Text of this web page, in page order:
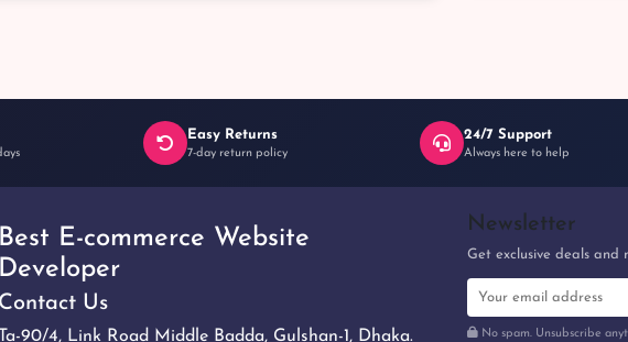
Easy Returns
7-day return policy
24/7 Support
Always here to help
Best E-commerce Website
Developer
Contact Us
Ta-90/4, Link Road Middle Badda, Gulshan-1, Dhaka.
Newsletter
Get exclusive deals and
No spam. Unsubscribe